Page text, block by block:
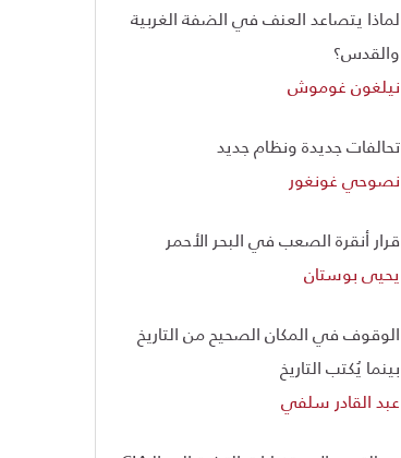
لماذا يتصاعد العنف في الضفة الغربية
والقدس؟
نيلغون غوموش
تحالفات جديدة ونظام جديد
نصوحي غونغور
قرار أنقرة الصعب في البحر الأحمر
يحيى بوستان
الوقوف في المكان الصحيح من التاريخ
بينما يُكتب التاريخ
عبد القادر سلفي